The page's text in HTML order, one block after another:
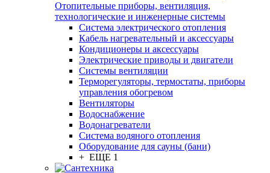
Отопительные приборы, вентиляция,
технологические и инженерные системы
Система электрического отопления
Кабель нагревательный и аксессуары
Кондиционеры и аксессуары
Электрические приводы и двигатели
Системы вентиляции
Терморегуляторы, термостаты, приборы
управления обогревом
Вентиляторы
Водоснабжение
Водонагреватели
Система водяного отопления
Оборудование для сауны (бани)
+ ЕЩЕ 1